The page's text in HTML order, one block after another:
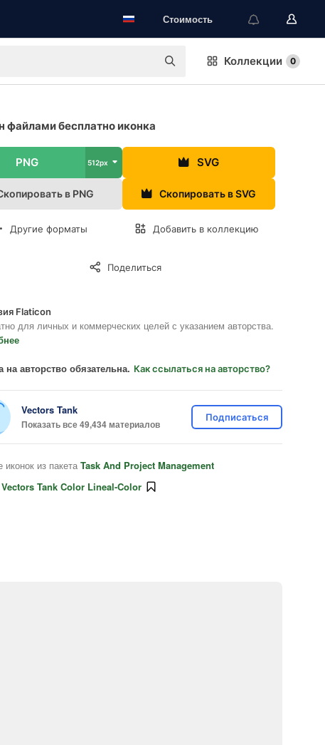
Стоимость
Коллекции 0
файлами бесплатно иконка
PNG 512px SVG
в PNG Скопировать в SVG
Другие форматы Добавить в коллекцию
Поделиться
Flaticon
для личных и коммерческих целей с указанием авторства.
на авторство обязательна. Как ссылаться на авторство?
Vectors Tank
Показать все 49,434 материалов
Подписаться
из пакета Task And Project Management
Vectors Tank Color Lineal-Color